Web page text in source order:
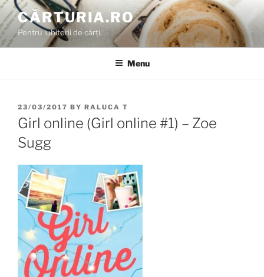
Skip
to
content
CĂRTURIA.RO
Pentru iubitorii de cărți.
Menu
POSTED
ON
23/03/2017 BY RALUCA T
Girl online (Girl online #1) – Zoe
Sugg